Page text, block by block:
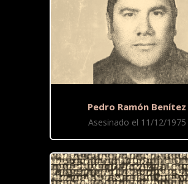
Pedro Ramón Benítez
Asesinado el 11/12/1975